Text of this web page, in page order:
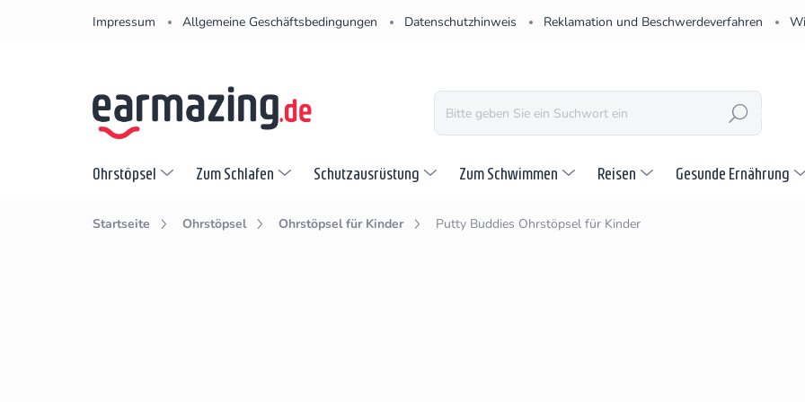
Impressum Allgemeine Geschäftsbedingungen Datenschutzhinweis Reklamation und Beschwerdeverfahren
SUCHEN
Ohrstöpsel Zum Schlafen Schutzausrüstung Zum Schwimmen Reisen Gesunde Ernährung
Startseite Ohrstöpsel Ohrstöpsel für Kinder Putty Buddies Ohrstöpsel für Kinder